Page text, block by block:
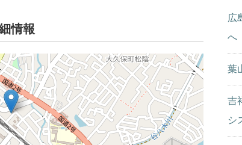
情報
広
へ
葉
吉
シ